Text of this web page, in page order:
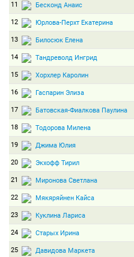
11 Бесконд Анаис
12 Юрлова-Перхт Екатерина
13 Билосюк Елена
14 Тандреволд Ингрид
15 Хорхлер Каролин
16 Гаспарин Элиза
17 Батовская-Фиалкова Паулина
18 Тодорова Милена
19 Джима Юлия
20 Экхофф Тирил
21 Миронова Светлана
22 Мякяряйнен Кайса
23 Куклина Лариса
24 Старых Ирина
25 Давидова Маркета